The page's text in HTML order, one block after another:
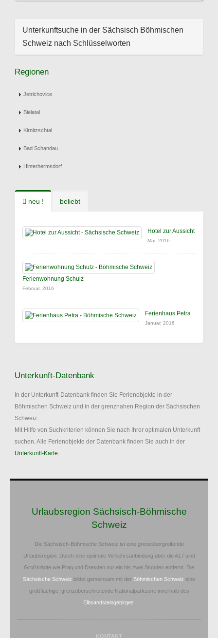
Unterkunftsuche in der Sächsisch Böhmischen
Schweiz nach Schlüsselworten
Regionen
Jetrichovice
Bielatal
Kirnitzschtal
Bad Schandau
Hinterhermsdorf
neu ! beliebt
Hotel zur Aussicht
Mai, 2016
Ferienwohnung Schulz
Februar, 2016
Ferienhaus Petra
Januar, 2016
Unterkunft-Datenbank
In der Unterkunft-Datenbank finden Sie Ferienobjekte in der
Böhmischen Schweiz und in der grenznahen Region der Sächsischen
Schweiz.
Mit Hilfe von Suchkriterien können Sie nach Ihrer optimalen Unterkunft
suchen. Alle Ferienobjekte der Datenbank finden Sie auch in der
Unterkunft-Karte.
Urlaubsregion Sächsisch-Böhmische
Schweiz
Die Sächsisch-Böhmische Schweiz ist eine grenzübergreifende
Urlaubsregion. Durch eine optimale Verkehrsanbindung über die A17 sind
Großstädte wie Prag und Dresden nur ein bis zwei Stunden entfernt. Die
Sächsische Schweiz bildet gemeinsam mit der Böhmischen Schweiz eine
großflächige, grenzüberschreitende Nationalparkzone innerhalb des
Elbsandsteingebirges
KONTAKT